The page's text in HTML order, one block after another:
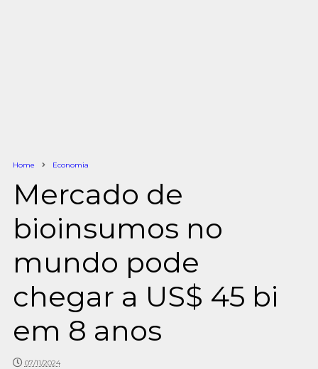
Home Economia
Mercado de
bioinsumos no
mundo pode
chegar a US$ 45 bi
em 8 anos
07/11/2024